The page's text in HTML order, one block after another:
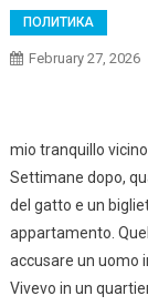
ПОЛИТИКА
February 27, 2026
mio tranquillo
Settimane dopo,
del gatto e un
appartamento.
accusare un uomo
Vivevo in un